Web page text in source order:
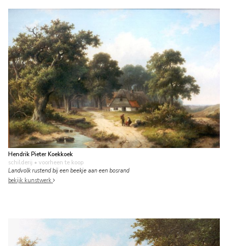
Hendrik Pieter Koekkoek
schilderij • voorheen te koop
Landvolk rustend bij een beekje aan een bosrand
bekijk kunstwerk